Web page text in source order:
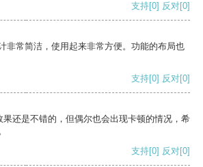
支持[0] 反对[0]
非常简洁，使用起来非常方便。功能的布局也
支持[0] 反对[0]
还是不错的，但偶尔也会出现卡顿的情况，希
支持[0] 反对[0]